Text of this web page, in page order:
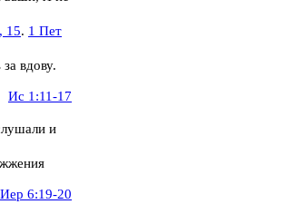
15. 1 Пет
вдову.
Ис 1:11-17
и
Иер 6:19-20